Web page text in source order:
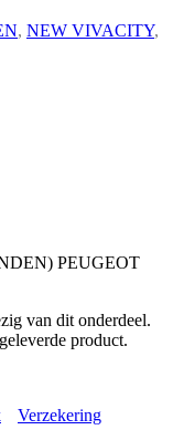
, NEW VIVACITY,
PEUGEOT
van dit onderdeel.
product.
Verzekering